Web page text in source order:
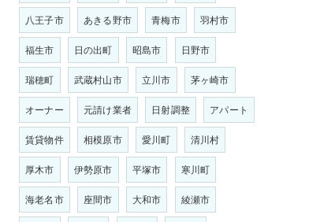
八王子市 あきる野市 青梅市 羽村市
福生市 日の出町 昭島市 日野市
瑞穂町 武蔵村山市 立川市 茅ヶ崎市
オーナー 元請け業者 日射調整 アパート
賃貸物件 相模原市 愛川町 清川村
厚木市 伊勢原市 平塚市 寒川町
海老名市 座間市 大和市 綾瀬市